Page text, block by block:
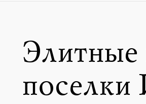
Элитные
поселки